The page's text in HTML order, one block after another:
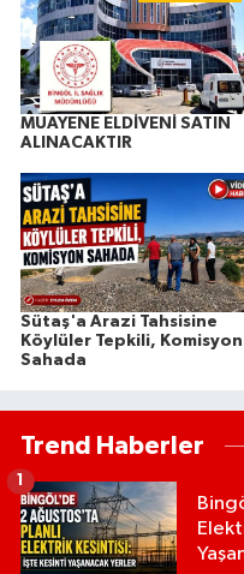
MUAYENE ELDİVENİ SATIN
ALINACAKTIR
Sütaş'a Arazi Tahsisine
Köylüler Tepkili, Komisyon
Sahada
Trend Haberler